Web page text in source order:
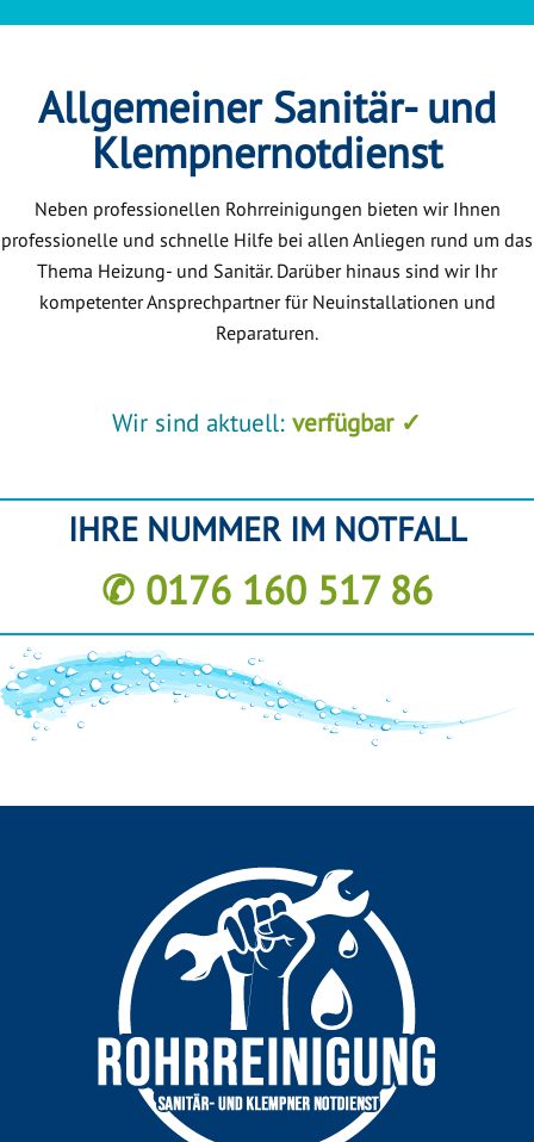
Allgemeiner Sanitär- und
Klempnernotdienst
Neben professionellen Rohrreinigungen bieten wir Ihnen
professionelle und schnelle Hilfe bei allen Anliegen rund um das
Thema Heizung- und Sanitär. Darüber hinaus sind wir Ihr
kompetenter Ansprechpartner für Neuinstallationen und
Reparaturen.
Wir sind aktuell: verfügbar ✓
IHRE NUMMER IM NOTFALL
✆ 0176 160 517 86